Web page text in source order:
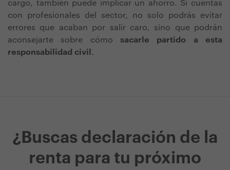
cargo, también puede implicar un ahorro. Si cuentas
con profesionales del sector, no solo podrás evitar
errores que acaban por salir caro, sino que podrán
aconsejarte sobre cómo sacarle partido a esta
responsabilidad civil .
¿Buscas declaración de la
renta para tu próximo